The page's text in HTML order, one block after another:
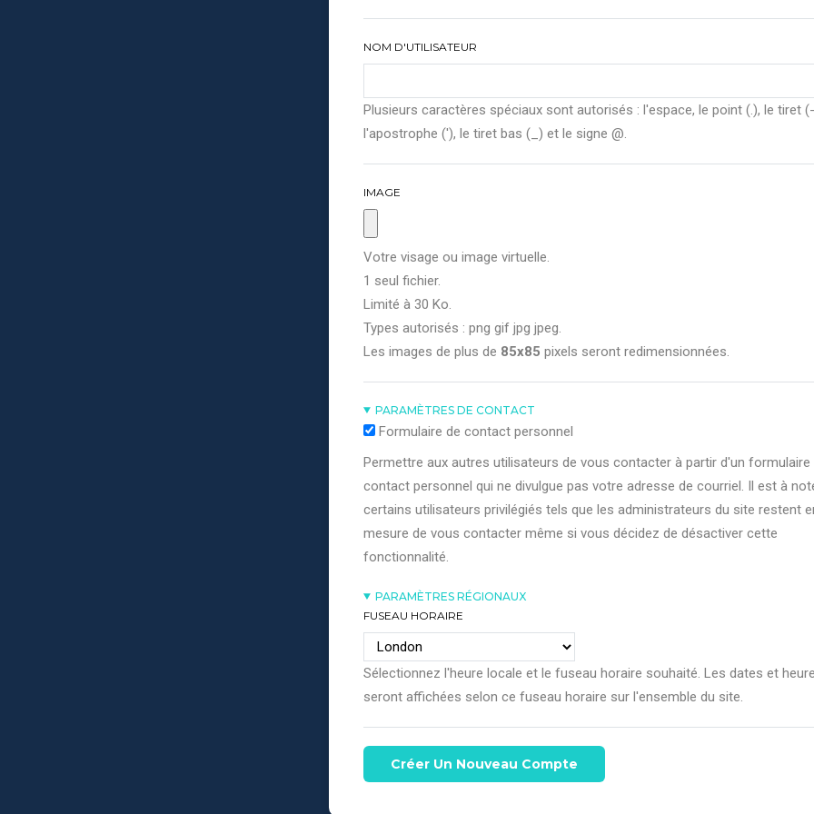
NOM D'UTILISATEUR
Plusieurs caractères spéciaux sont autorisés : l'espace, le point (.), le tiret
l'apostrophe ('), le tiret bas (_) et le signe @.
IMAGE
Votre visage ou image virtuelle.
1 seul fichier.
Limité à 30 Ko.
Types autorisés : png gif jpg jpeg.
Les images de plus de 85x85 pixels seront redimensionnées.
PARAMÈTRES DE CONTACT
Formulaire de contact personnel
Permettre aux autres utilisateurs de vous contacter à partir d'un formulaire
contact personnel qui ne divulgue pas votre adresse de courriel. Il est à
certains utilisateurs privilégiés tels que les administrateurs du site restent
mesure de vous contacter même si vous décidez de désactiver cette
fonctionnalité.
PARAMÈTRES RÉGIONAUX
FUSEAU HORAIRE
Sélectionnez l'heure locale et le fuseau horaire souhaité. Les dates et
seront affichées selon ce fuseau horaire sur l'ensemble du site.